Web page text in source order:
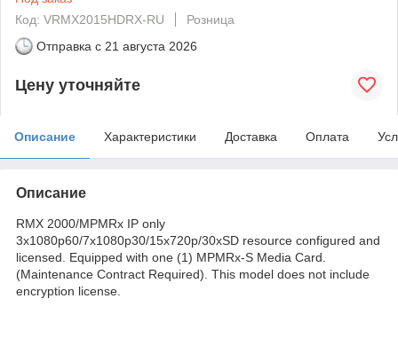
Код: VRMX2015HDRX-RU
Розница
Отправка с 21 августа 2026
Цену уточняйте
Описание Характеристики Доставка Оплата
Описание
RMX 2000/MPMRx IP only
3x1080p60/7x1080p30/15x720p/30xSD resource configured and
licensed. Equipped with one (1) MPMRx-S Media Card.
(Maintenance Contract Required). This model does not include
encryption license.